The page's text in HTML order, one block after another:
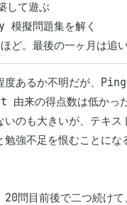
して遊ぶ
模擬問題集を解く
ど。最後の一ヶ月は追
度あるか不明だが、
来の得点数は低かっ
いのも大きいが、テキ
強不足を恨むことに
20問目前後で二つ続け